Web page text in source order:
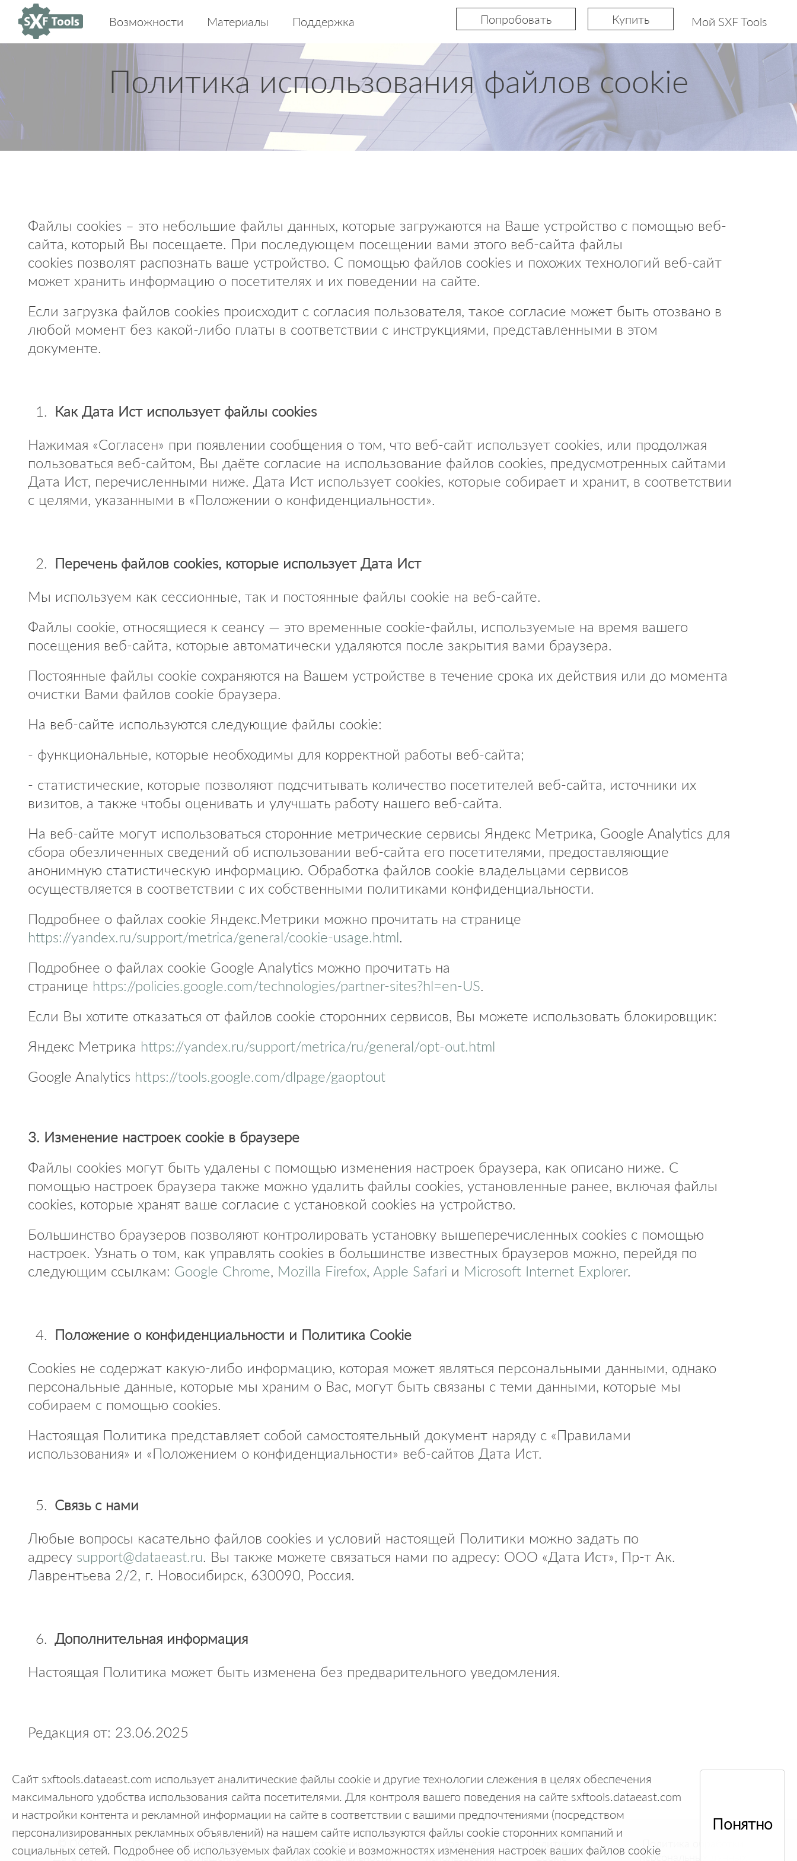
Возможности Материалы Поддержка Попробовать Купить Мой SXF Tools
Политика использования файлов cookie
Файлы cookies – это небольшие файлы данных, которые загружаются на Ваше устройство с помощью веб-
сайта, который Вы посещаете. При последующем посещении вами этого веб-сайта файлы
cookies позволят распознать ваше устройство. С помощью файлов cookies и похожих технологий веб-сайт
может хранить информацию о посетителях и их поведении на сайте.
Если загрузка файлов cookies происходит с согласия пользователя, такое согласие может быть отозвано в
любой момент без какой-либо платы в соответствии с инструкциями, представленными в этом
документе.
Как Дата Ист использует файлы cookies
Нажимая «Согласен» при появлении сообщения о том, что веб-сайт использует cookies, или продолжая
пользоваться веб-сайтом, Вы даёте согласие на использование файлов cookies, предусмотренных сайтами
Дата Ист, перечисленными ниже. Дата Ист использует cookies, которые собирает и хранит, в соответствии
с целями, указанными в «Положении о конфиденциальности».
Перечень файлов cookies, которые использует Дата Ист
Мы используем как сессионные, так и постоянные файлы cookie на веб-сайте.
Файлы cookie, относящиеся к сеансу — это временные cookie-файлы, используемые на время вашего
посещения веб-сайта, которые автоматически удаляются после закрытия вами браузера.
Постоянные файлы cookie сохраняются на Вашем устройстве в течение срока их действия или до момента
очистки Вами файлов cookie браузера.
На веб-сайте используются следующие файлы cookie:
- функциональные, которые необходимы для корректной работы веб-сайта;
- статистические, которые позволяют подсчитывать количество посетителей веб-сайта, источники их
визитов, а также чтобы оценивать и улучшать работу нашего веб-сайта.
На веб-сайте могут использоваться сторонние метрические сервисы Яндекс Метрика, Google Analytics для
сбора обезличенных сведений об использовании веб-сайта его посетителями, предоставляющие
анонимную статистическую информацию. Обработка файлов cookie владельцами сервисов
осуществляется в соответствии с их собственными политиками конфиденциальности.
Подробнее о файлах cookie Яндекс.Метрики можно прочитать на странице
https://yandex.ru/support/metrica/general/cookie-usage.html.
Подробнее о файлах cookie Google Analytics можно прочитать на
странице https://policies.google.com/technologies/partner-sites?hl=en-US.
Если Вы хотите отказаться от файлов cookie сторонних сервисов, Вы можете использовать блокировщик:
Яндекс Метрика https://yandex.ru/support/metrica/ru/general/opt-out.html
Google Analytics https://tools.google.com/dlpage/gaoptout
3. Изменение настроек cookie в браузере
Файлы cookies могут быть удалены с помощью изменения настроек браузера, как описано ниже. С
помощью настроек браузера также можно удалить файлы cookies, установленные ранее, включая файлы
cookies, которые хранят ваше согласие с установкой cookies на устройство.
Большинство браузеров позволяют контролировать установку вышеперечисленных cookies с помощью
настроек. Узнать о том, как управлять cookies в большинстве известных браузеров можно, перейдя по
следующим ссылкам: Google Chrome, Mozilla Firefox, Apple Safari и Microsoft Internet Explorer.
Положение о конфиденциальности и Политика Cookie
Cookies не содержат какую-либо информацию, которая может являться персональными данными, однако
персональные данные, которые мы храним о Вас, могут быть связаны с теми данными, которые мы
собираем с помощью cookies.
Настоящая Политика представляет собой самостоятельный документ наряду с «Правилами
использования» и «Положением о конфиденциальности» веб-сайтов Дата Ист.
Связь с нами
Любые вопросы касательно файлов cookies и условий настоящей Политики можно задать по
адресу support@dataeast.ru. Вы также можете связаться нами по адресу: ООО «Дата Ист», Пр-т Ак.
Лаврентьева 2/2, г. Новосибирск, 630090, Россия.
Дополнительная информация
Настоящая Политика может быть изменена без предварительного уведомления.
Редакция от: 23.06.2025
Сайт sxftools.dataeast.com использует аналитические файлы cookie и другие технологии слежения в целях обеспечения
максимального удобства использования сайта посетителями. Для контроля вашего поведения на сайте sxftools.dataeast.com
и настройки контента и рекламной информации на сайте в соответствии с вашими предпочтениями (посредством
персонализированных рекламных объявлений) на нашем сайте используются файлы cookie сторонних компаний и
социальных сетей. Подробнее об используемых файлах cookie и возможностях изменения настроек ваших файлов cookie
Понятно
"Дата Ист"
нас
Лицензионное
соглашение
Положение о
конфиденциальности
использования
Cookie
Политика обработки
персональных данных